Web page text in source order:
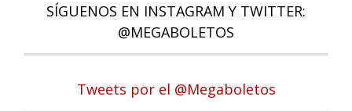
SÍGUENOS EN INSTAGRAM Y TWITTER:
@MEGABOLETOS
Tweets por el @Megaboletos